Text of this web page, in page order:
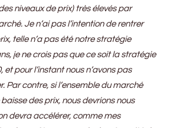
niveaux de prix) très élevés par
Je n’ai pas l’intention de rentrer
telle n’a pas été notre stratégie
je ne crois pas que ce soit la stratégie
pour l’instant nous n’avons pas
Par contre, si l’ensemble du marché
des prix, nous devrions nous
devra accélérer, comme mes